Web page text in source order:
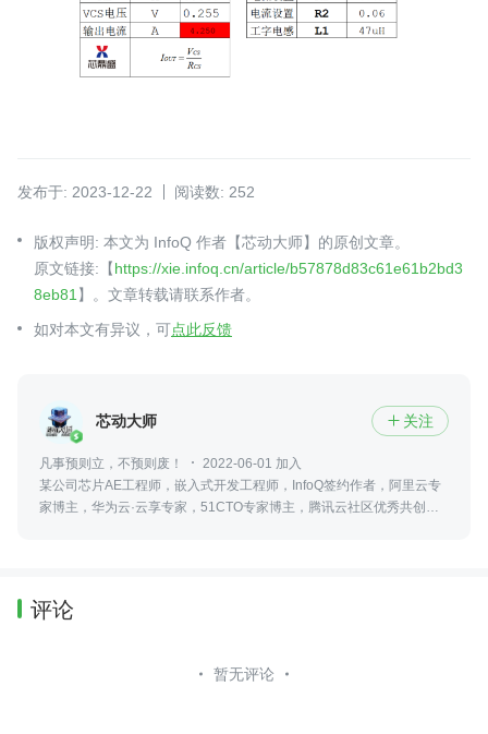
发布于: 2023-12-22 阅读数: 252
版权声明: 本文为 InfoQ 作者【芯动大师】的原创文章。
原文链接:【https://xie.infoq.cn/article/b57878d83c61e61b2bd3
8eb81 】。文章转载请联系作者。
如对本文有异议，可点此反馈
芯动大师  关注
凡事预则立，不预则废！
2022-06-01 加入
某公司芯片AE工程师，嵌入式开发工程师，InfoQ签约作者，阿里云专
家博主，华为云·云享专家，51CTO专家博主，腾讯云社区优秀共创
评论
暂无评论